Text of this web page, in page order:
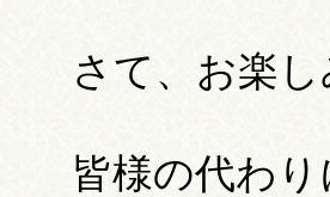
さて、お楽
皆様の代わ